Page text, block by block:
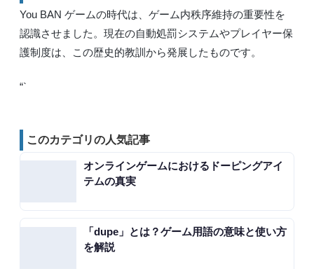
You BAN ゲームの時代は、ゲーム内秩序維持の重要性を
認識させました。現在の自動処罰システムやプレイヤー保
護制度は、この歴史的教訓から発展したものです。
“`
このカテゴリの人気記事
オンラインゲームにおけるドーピングアイ
テムの真実
「dupe」とは？ゲーム用語の意味と使い方
を解説